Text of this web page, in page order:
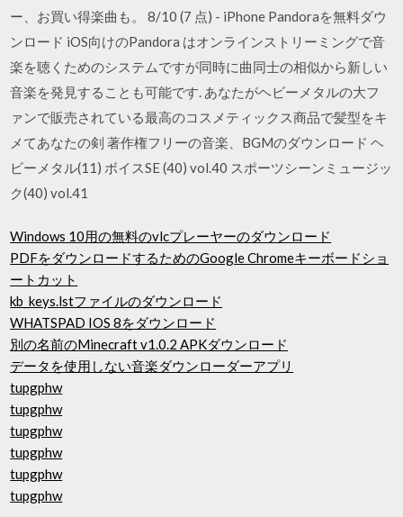
ー、お買い得楽曲も。 8/10 (7 点) - iPhone Pandoraを無料ダウ
ンロード iOS向けのPandora はオンラインストリーミングで音
楽を聴くためのシステムですが同時に曲同士の相似から新しい
音楽を発見することも可能です. あなたがヘビーメタルの大フ
ァンで販売されている最高のコスメティックス商品で髪型をキ
メてあなたの剣 著作権フリーの音楽、BGMのダウンロード ヘ
ビーメタル(11) ボイスSE (40) vol.40 スポーツシーンミュージッ
ク(40) vol.41
Windows 10用の無料のvlcプレーヤーのダウンロード
PDFをダウンロードするためのGoogle Chromeキーボードショ
ートカット
kb_keys.lstファイルのダウンロード
WHATSPAD IOS 8をダウンロード
別の名前のMinecraft v1.0.2 APKダウンロード
データを使用しない音楽ダウンローダーアプリ
tupgphw
tupgphw
tupgphw
tupgphw
tupgphw
tupgphw